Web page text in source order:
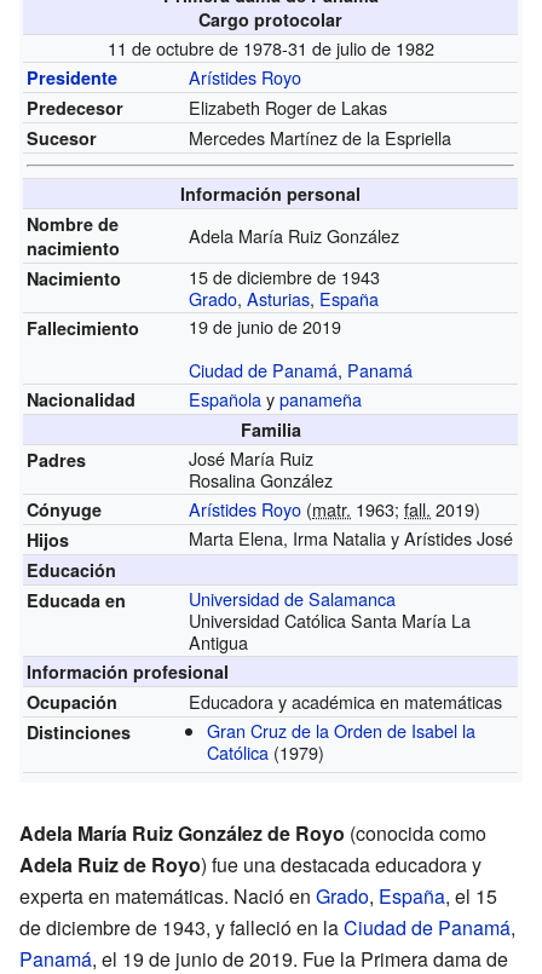
Cargo protocolar
11 de octubre de 1978-31 de julio de 1982
Presidente Arístides Royo
Predecesor Elizabeth Roger de Lakas
Sucesor Mercedes Martínez de la Espriella
Información personal
Nombre de
nacimiento
Adela María Ruiz González
Nacimiento
15 de diciembre de 1943
Grado,Asturias, España
Fallecimiento
19 de junio de 2019
Ciudad de Panamá, Panamá
Nacionalidad Españolaypanameña
Familia
Padres
José María Ruiz
Rosalina González
Cónyuge Arístides Royo (matr. 1963;fall. 2019)
Hijos Marta Elena, Irma Natalia y Arístides José
Educación
Educada en
Universidad de Salamanca
Universidad Católica Santa María La
Antigua
Información profesional
Ocupación
Educadora y académica en matemáticas
Distinciones
Gran Cruz de la Orden de Isabel la
Católica (1979)
Adela María Ruiz González de Royo (conocida como
Adela Ruiz de Royo) fue una destacada educadora y
experta en matemáticas. Nació en Grado, España, el 15
de diciembre de 1943, y falleció en laCiudad de Panamá,
Panamá, el 19 de junio de 2019. Fue la Primera dama de